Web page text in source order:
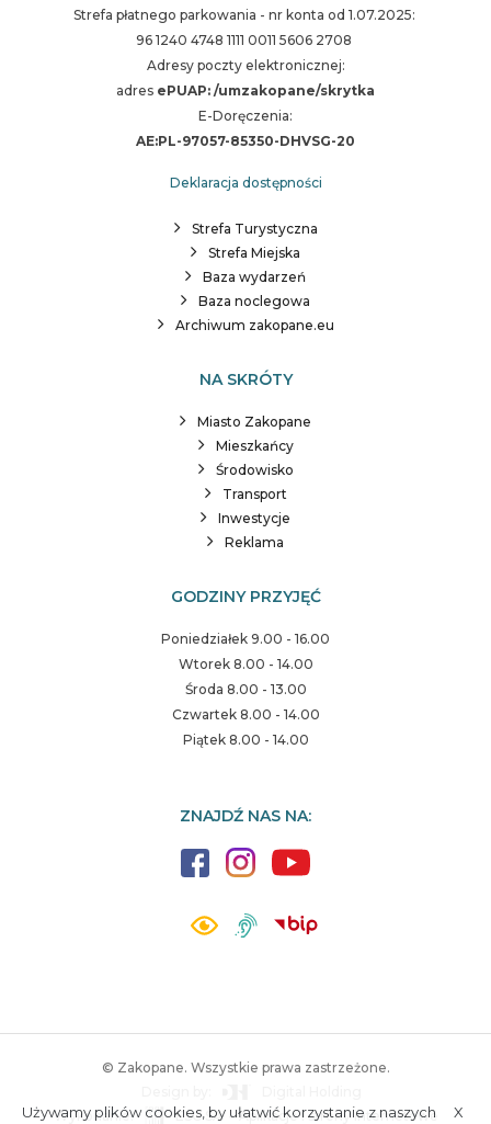
Strefa płatnego parkowania - nr konta od 1.07.2025:
96 1240 4748 1111 0011 5606 2708
Adresy poczty elektronicznej:
adres ePUAP: /umzakopane/skrytka
E-Doręczenia:
AE:PL-97057-85350-DHVSG-20
Deklaracja dostępności
Strefa Turystyczna
Strefa Miejska
Baza wydarzeń
Baza noclegowa
Archiwum zakopane.eu
NA SKRÓTY
Miasto Zakopane
Mieszkańcy
Środowisko
Transport
Inwestycje
Reklama
GODZINY PRZYJĘĆ
Poniedziałek 9.00 - 16.00
Wtorek 8.00 - 14.00
Środa 8.00 - 13.00
Czwartek 8.00 - 14.00
Piątek 8.00 - 14.00
ZNAJDŹ NAS NA:
© Zakopane. Wszystkie prawa zastrzeżone.
Wykonanie:
ESC SA - Aplikacje i strony internetowe
Używamy plików cookies, by ułatwić korzystanie z naszych X